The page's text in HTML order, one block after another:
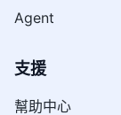
Agent
支援
幫助中心